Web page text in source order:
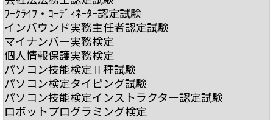
ﾜｰｸﾗｲﾌ・ｺｰﾃﾞｨﾈｰﾀｰ認定試験
インバウンド実務主任者認定試験
マイナンバー実務検定
個人情報保護実務検定
パソコン技能検定Ⅱ種試験
パソコン検定タイピング試験
パソコン技能検定インストラクター認定試験
ロボットプログラミング検定